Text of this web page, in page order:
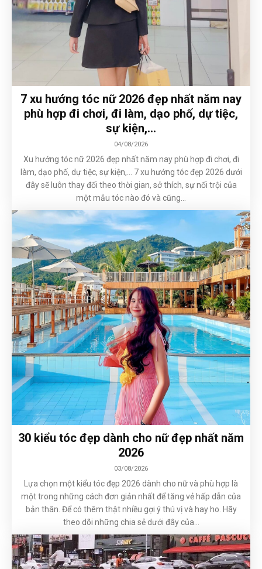
7 xu hướng tóc nữ 2026 đẹp nhất năm nay
phù hợp đi chơi, đi làm, dạo phố, dự tiệc,
sự kiện,…
04/08/2026
Xu hướng tóc nữ 2026 đẹp nhất năm nay phù hợp đi chơi, đi
làm, dạo phố, dự tiệc, sự kiện,... 7 xu hướng tóc đẹp 2026 dưới
đây sẽ luôn thay đổi theo thời gian, sở thích, sự nổi trội của
một mẫu tóc nào đó và cũng...
30 kiểu tóc đẹp dành cho nữ đẹp nhất năm
2026
03/08/2026
Lựa chọn một kiểu tóc đẹp 2026 dành cho nữ và phù hợp là
một trong những cách đơn giản nhất để tăng vẻ hấp dẫn của
bản thân. Để có thêm thật nhiều gợi ý thú vị và hay ho. Hãy
theo dõi những chia sẻ dưới đây của...